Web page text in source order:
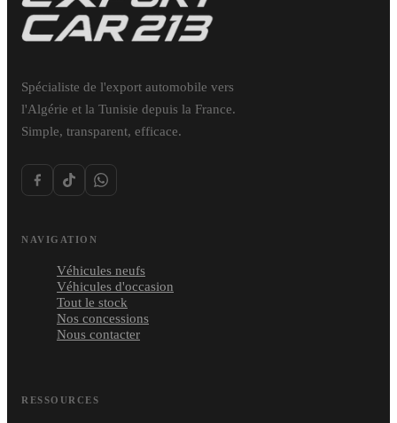
Spécialiste de l'export automobile vers
l'Algérie et la Tunisie depuis la France.
Simple, transparent, efficace.
NAVIGATION
Véhicules neufs
Véhicules d'occasion
Tout le stock
Nos concessions
Nous contacter
RESSOURCES